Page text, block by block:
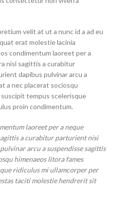
velit at ut a nunc id a ad eu
erat molestie lacinia
condimentum laoreet per a
nisl sagittis a curabitur
dapibus pulvinar arcu a
a nec placerat sociosqu
tempus scelerisque
proin condimentum.
laoreet per a neque
a curabitur parturient nisi
arcu a suspendisse sagittis
himenaeos litora fames
ridiculus mi ullamcorper per
taciti molestie hendrerit sit